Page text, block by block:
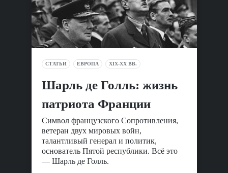
СТАТЬИ ЕВРОПА XIX-XX ВВ.
Шарль де Голль: жизнь
патриота Франции
Символ французского Сопротивления,
ветеран двух мировых войн,
талантливый генерал и политик,
основатель Пятой республики. Всё это
— Шарль де Голль.